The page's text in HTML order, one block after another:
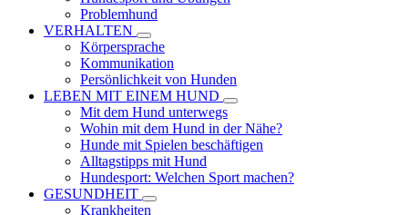
Problemhund
VERHALTEN
Körpersprache
Kommunikation
Persönlichkeit von Hunden
LEBEN MIT EINEM HUND
Mit dem Hund unterwegs
Wohin mit dem Hund in der Nähe?
Hunde mit Spielen beschäftigen
Alltagstipps mit Hund
Hundesport: Welchen Sport machen?
GESUNDHEIT
Krankheiten